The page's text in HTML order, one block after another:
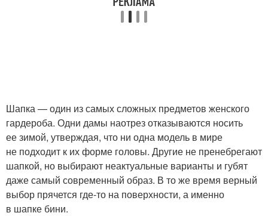
Шапка — один из самых сложных предметов женского
гардероба. Одни дамы наотрез отказываются носить
ее зимой, утверждая, что ни одна модель в мире
не подходит к их форме головы. Другие не пренебрегают
шапкой, но выбирают неактуальные варианты и губят
даже самый современный образ. В то же время верный
выбор прячется где-то на поверхности, а именно
в шапке бини.